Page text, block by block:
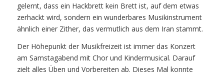
gelernt, dass ein Hackbrett kein Brett ist, auf dem etwas
zerhackt wird, sondern ein wunderbares Musikinstrument
ähnlich einer Zither, das vermutlich aus dem Iran stammt.
Der Höhepunkt der Musikfreizeit ist immer das Konzert
am Samstagabend mit Chor und Kindermusical. Darauf
zielt alles Üben und Vorbereiten ab. Dieses Mal konnte